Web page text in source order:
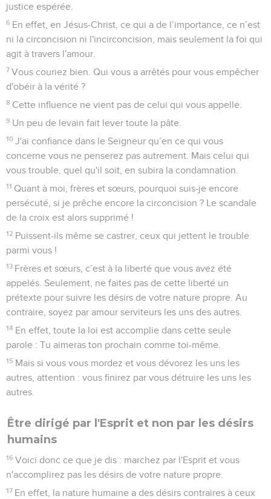
justice espérée.
6 En effet, en Jésus-Christ, ce qui a de l’importance, ce n’est
ni la circoncision ni l'incirconcision, mais seulement la foi qui
agit à travers l'amour.
7 Vous couriez bien. Qui vous a arrêtés pour vous empêcher
d'obéir à la vérité ?
8 Cette influence ne vient pas de celui qui vous appelle.
9 Un peu de levain fait lever toute la pâte.
10 J'ai confiance dans le Seigneur qu’en ce qui vous
concerne vous ne penserez pas autrement. Mais celui qui
vous trouble, quel qu'il soit, en subira la condamnation.
11 Quant à moi, frères et sœurs, pourquoi suis-je encore
persécuté, si je prêche encore la circoncision ? Le scandale
de la croix est alors supprimé !
12 Puissent-ils même se castrer, ceux qui jettent le trouble
parmi vous !
13 Frères et sœurs, c’est à la liberté que vous avez été
appelés. Seulement, ne faites pas de cette liberté un
prétexte pour suivre les désirs de votre nature propre. Au
contraire, soyez par amour serviteurs les uns des autres.
14 En effet, toute la loi est accomplie dans cette seule
parole : Tu aimeras ton prochain comme toi-même.
15 Mais si vous vous mordez et vous dévorez les uns les
autres, attention : vous finirez par vous détruire les uns les
autres.
Être dirigé par l'Esprit et non par les désirs
humains
16 Voici donc ce que je dis : marchez par l'Esprit et vous
n'accomplirez pas les désirs de votre nature propre.
17 En effet, la nature humaine a des désirs contraires à ceux